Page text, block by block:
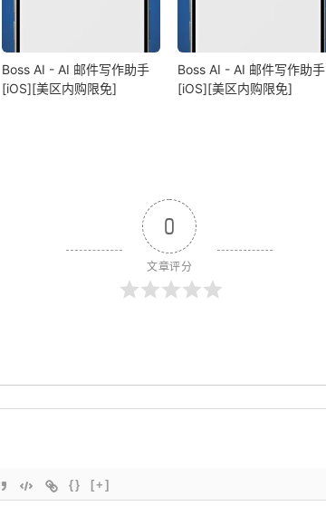
Boss AI - AI 邮件写作助手
[iOS][美区内购限免]
Boss AI - AI 邮件写作助手
[iOS][美区内购限免]
0
文章评分
{} [+]